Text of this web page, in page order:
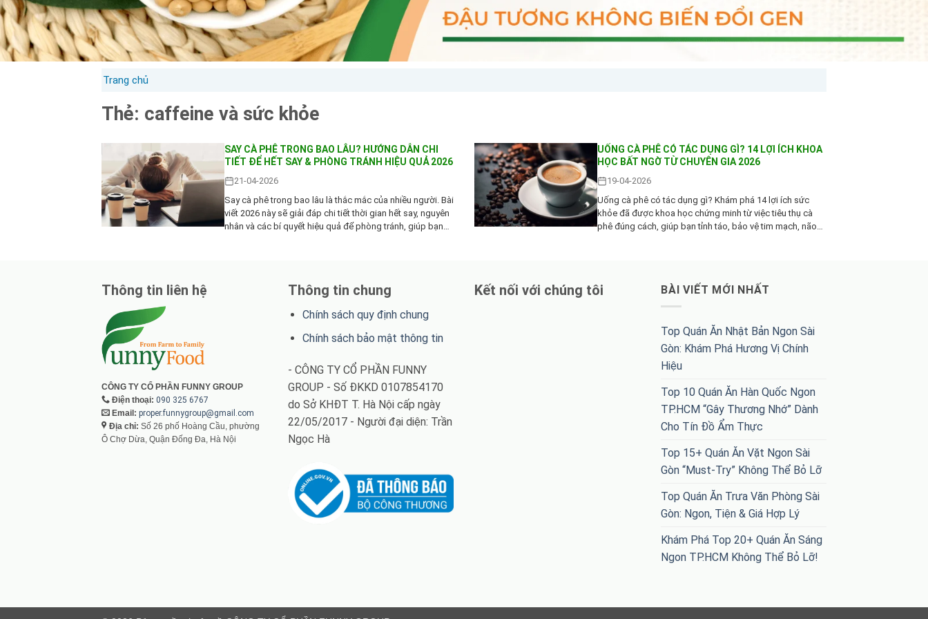
Trang chủ
Thẻ: caffeine và sức khỏe
SAY CÀ PHÊ TRONG BAO LÂU? HƯỚNG DẪN CHI
TIẾT ĐỂ HẾT SAY & PHÒNG TRÁNH HIỆU QUẢ 2026
21-04-2026
Say cà phê trong bao lâu là thắc mắc của nhiều người. Bài
viết 2026 này sẽ giải đáp chi tiết thời gian hết say, nguyên
nhân và các bí quyết hiệu quả để phòng tránh, giúp bạn
UỐNG CÀ PHÊ CÓ TÁC DỤNG GÌ? 14 LỢI ÍCH KHOA
HỌC BẤT NGỜ TỪ CHUYÊN GIA 2026
19-04-2026
Uống cà phê có tác dụng gì? Khám phá 14 lợi ích sức
khỏe đã được khoa học chứng minh từ việc tiêu thụ cà
phê đúng cách, giúp bạn tỉnh táo, bảo vệ tim mạch, não
Thông tin liên hệ
CÔNG TY CỔ PHẦN FUNNY GROUP
Điện thoại: 090 325 6767
Email: proper.funnygroup@gmail.com
Địa chỉ: Số 26 phố Hoàng Cầu, phường
Ô Chợ Dừa, Quận Đống Đa, Hà Nội
Thông tin chung
Chính sách quy định chung
Chính sách bảo mật thông tin
- CÔNG TY CỔ PHẦN FUNNY
GROUP - Số ĐKKD 0107854170
do Sở KHĐT T. Hà Nội cấp ngày
22/05/2017 - Người đại diện: Trần
Ngọc Hà
Kết nối với chúng tôi BÀI VIẾT MỚI NHẤT
Top Quán Ăn Nhật Bản Ngon Sài
Gòn: Khám Phá Hương Vị Chính
Hiệu
Top 10 Quán Ăn Hàn Quốc Ngon
TP.HCM “Gây Thương Nhớ” Dành
Cho Tín Đồ Ẩm Thực
Top 15+ Quán Ăn Vặt Ngon Sài
Gòn “Must-Try” Không Thể Bỏ Lỡ
Top Quán Ăn Trưa Văn Phòng Sài
Gòn: Ngon, Tiện & Giá Hợp Lý
Khám Phá Top 20+ Quán Ăn Sáng
Ngon TP.HCM Không Thể Bỏ Lỡ!